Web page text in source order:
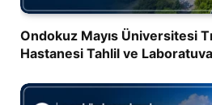
Ondokuz Mayıs Üniversitesi
Hastanesi Tahlil ve